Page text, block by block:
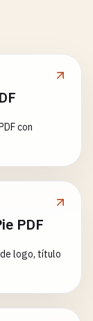
con
PDF
logo, título